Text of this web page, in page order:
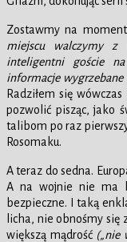
Zostawmy na
miejscu walczymy z
inteligentni goście na
informacje wygrzebane
Radziłem się
pozwolić pisząc, jako
talibom po raz
Rosomaku.
A teraz do sedna.
A na wojnie nie ma
bezpieczne. I taką
licha, nie obnośmy się
większą mądrość („nie